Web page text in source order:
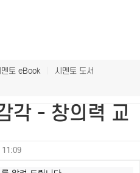
멘토 eBook
시멘토 도서
각 - 창의력 교
11:09